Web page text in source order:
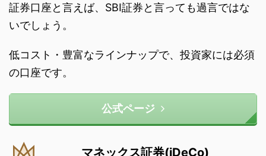
証券口座と言えば、SBI証券と言っても過言ではな
いでしょう。
低コスト・豊富なラインナップで、投資家には必須
の口座です。
公式ページ
マネックス証券(iDeCo)